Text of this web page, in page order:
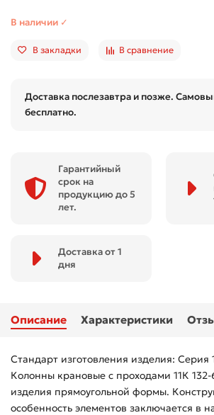
В наличии ✓
В закладки В сравнение
Доставка послезавтра и позже.
бесплатно.
Гарантийный
срок на
продукцию до 5
лет.
Доставка от 1
дня
Описание Характеристики
Стандарт изготовления изделия: Серия
Колонны крановые с проходами 11К
изделия прямоугольной формы.
особенность элементов заключается в